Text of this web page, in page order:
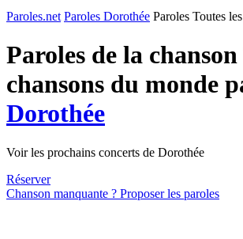
Paroles.net Paroles Dorothée Paroles Toutes
Paroles de la chanson
chansons du monde
Dorothée
Voir les prochains concerts de Dorothée
Réserver
Chanson manquante ? Proposer les paroles